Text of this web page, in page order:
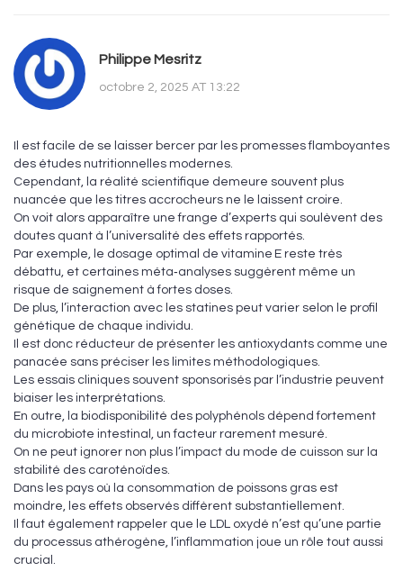
Philippe Mesritz
octobre 2, 2025 AT 13:22
Il est facile de se laisser bercer par les promesses flamboyantes
des études nutritionnelles modernes.
Cependant, la réalité scientifique demeure souvent plus
nuancée que les titres accrocheurs ne le laissent croire.
On voit alors apparaître une frange d’experts qui soulèvent des
doutes quant à l’universalité des effets rapportés.
Par exemple, le dosage optimal de vitamine E reste très
débattu, et certaines méta‑analyses suggèrent même un
risque de saignement à fortes doses.
De plus, l’interaction avec les statines peut varier selon le profil
génétique de chaque individu.
Il est donc réducteur de présenter les antioxydants comme une
panacée sans préciser les limites méthodologiques.
Les essais cliniques souvent sponsorisés par l’industrie peuvent
biaiser les interprétations.
En outre, la biodisponibilité des polyphénols dépend fortement
du microbiote intestinal, un facteur rarement mesuré.
On ne peut ignorer non plus l’impact du mode de cuisson sur la
stabilité des caroténoïdes.
Dans les pays où la consommation de poissons gras est
moindre, les effets observés diffèrent substantiellement.
Il faut également rappeler que le LDL oxydé n’est qu’une partie
du processus athérogène, l’inflammation joue un rôle tout aussi
crucial.